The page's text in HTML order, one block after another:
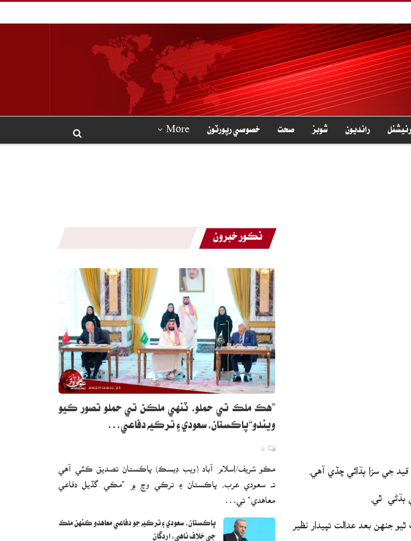
رانديون شوبز صحت خصوصي رپورٽون More
جي سزا ٻڌائي ڇڏي آهي.
ٻڌڻي ٿي.
جنهن بعد عدالت تپيدار نظير
نڪور خبرون
”هڪ ملڪ تي حملو، ٽنهي ملڪن تي حملو تصور ڪيو
ويندو“پاڪستان، سعودي ۽ ترڪيه دفاعي…
مڪو شريف/اسلام آباد (ويب ڊيسڪ) پاڪستان تصديق ڪئي آهي
ته سعودي عرب، پاڪستان ۽ ترڪي وچ ۾ ”مڪي گڏيل دفاعي
معاهدي“ تي…
پاڪستان، سعودي ۽ ترڪيه جو دفاعي معاهدو ڪنهن ملڪ
جي خلاف ناهي: اردگان